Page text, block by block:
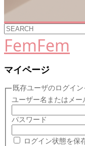
FemFem
マイページ
既存ユーザのログイン
ユーザー名またはメー
パスワード
ログイン状態を保